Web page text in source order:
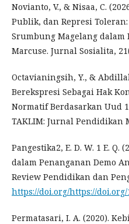
Novianto, V., & Nisaa, C.
Publik, dan Represi
Srumbung Magelang
Marcuse. Jurnal Sosialita,
Octavianingsih, Y., &
Berekspresi Sebagai Hak
Normatif Berdasarkan Uud
TAKLIM: Jurnal Pendidikan
Pangestika2, E. D. W. 1 E. Q.
dalam Penanganan Demo
Review Pendidikan dan
https://doi.org/https://doi.org/
Permatasari, I. A. (2020).